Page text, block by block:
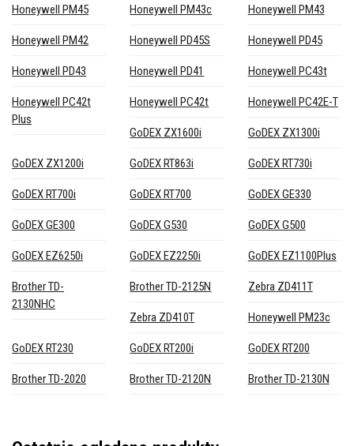
Honeywell PM45 Honeywell PM43c Honeywell PM43
Honeywell PM42 Honeywell PD45S Honeywell PD45
Honeywell PD43 Honeywell PD41 Honeywell PC43t
Honeywell PC42t
Plus
Honeywell PC42t Honeywell PC42E-T
GoDEX ZX1600i GoDEX ZX1300i
GoDEX ZX1200i GoDEX RT863i GoDEX RT730i
GoDEX RT700i GoDEX RT700 GoDEX GE330
GoDEX GE300 GoDEX G530 GoDEX G500
GoDEX EZ6250i GoDEX EZ2250i GoDEX EZ1100Plus
Brother TD-
2130NHC
Brother TD-2125N Zebra ZD411T
Zebra ZD410T Honeywell PM23c
GoDEX RT230 GoDEX RT200i GoDEX RT200
Brother TD-2020 Brother TD-2120N Brother TD-2130N